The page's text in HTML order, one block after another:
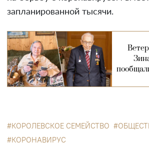
запланированной тысячи.
КОРОЛЕВСКОЕ СЕМЕЙСТВО
КОРОНАВИРУС